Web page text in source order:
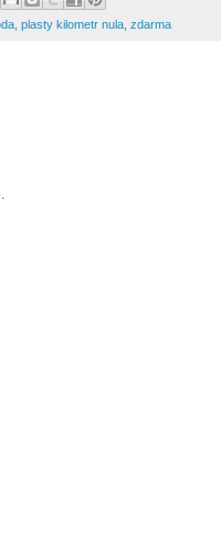
, plasty kilometr nula, zdarma